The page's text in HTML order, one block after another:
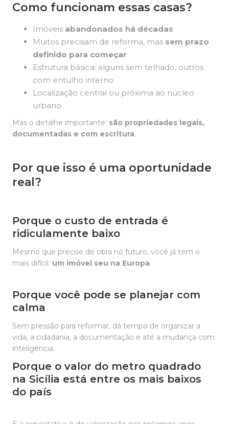
Como funcionam essas casas?
Imóveis abandonados há décadas
Muitos precisam de reforma, mas sem prazo
definido para começar
Estrutura básica: alguns sem telhado, outros
com entulho interno
Localização central ou próxima ao núcleo
urbano
Mas o detalhe importante: são propriedades legais,
documentadas e com escritura.
Por que isso é uma oportunidade
real?
Porque o custo de entrada é
ridiculamente baixo
Mesmo que precise de obra no futuro, você já tem o
mais difícil: um imóvel seu na Europa.
Porque você pode se planejar com
calma
Sem pressão para reformar, dá tempo de organizar a
vida, a cidadania, a documentação e até a mudança com
inteligência.
Porque o valor do metro quadrado
na Sicília está entre os mais baixos
do país